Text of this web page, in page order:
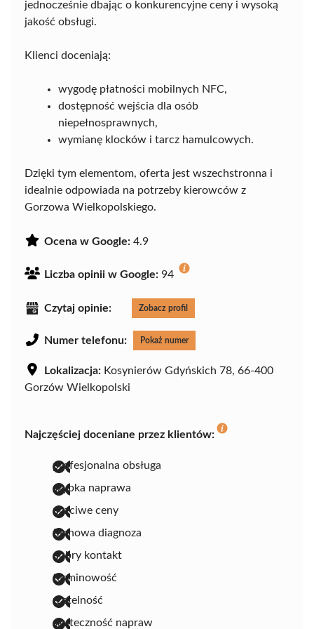
jednocześnie dbając o konkurencyjne ceny i wysoką
jakość obsługi.
Klienci doceniają:
wygodę płatności mobilnych NFC,
dostępność wejścia dla osób
niepełnosprawnych,
wymianę klocków i tarcz hamulcowych.
Dzięki tym elementom, oferta jest wszechstronna i
idealnie odpowiada na potrzeby kierowców z
Gorzowa Wielkopolskiego.
Ocena w Google: 4.9
Liczba opinii w Google: 94
Czytaj opinie: Zobacz profil
Numer telefonu: Pokaż numer
Lokalizacja: Kosynierów Gdyńskich 78, 66-400
Gorzów Wielkopolski
Najczęściej doceniane przez klientów:
profesjonalna obsługa
szybka naprawa
uczciwe ceny
fachowa diagnoza
dobry kontakt
terminowość
rzetelność
skuteczność napraw